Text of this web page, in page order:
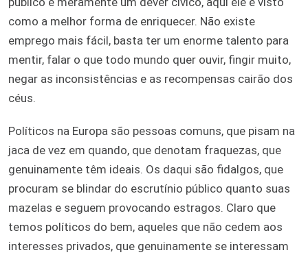
como a melhor forma de enriquecer. Não existe
emprego mais fácil, basta ter um enorme talento para
mentir, falar o que todo mundo quer ouvir, fingir muito,
negar as inconsistências e as recompensas cairão dos
céus.
Políticos na Europa são pessoas comuns, que pisam na
jaca de vez em quando, que denotam fraquezas, que
genuinamente têm ideais. Os daqui são fidalgos, que
procuram se blindar do escrutínio público quanto suas
mazelas e seguem provocando estragos. Claro que
temos políticos do bem, aqueles que não cedem aos
interesses privados, que genuinamente se interessam